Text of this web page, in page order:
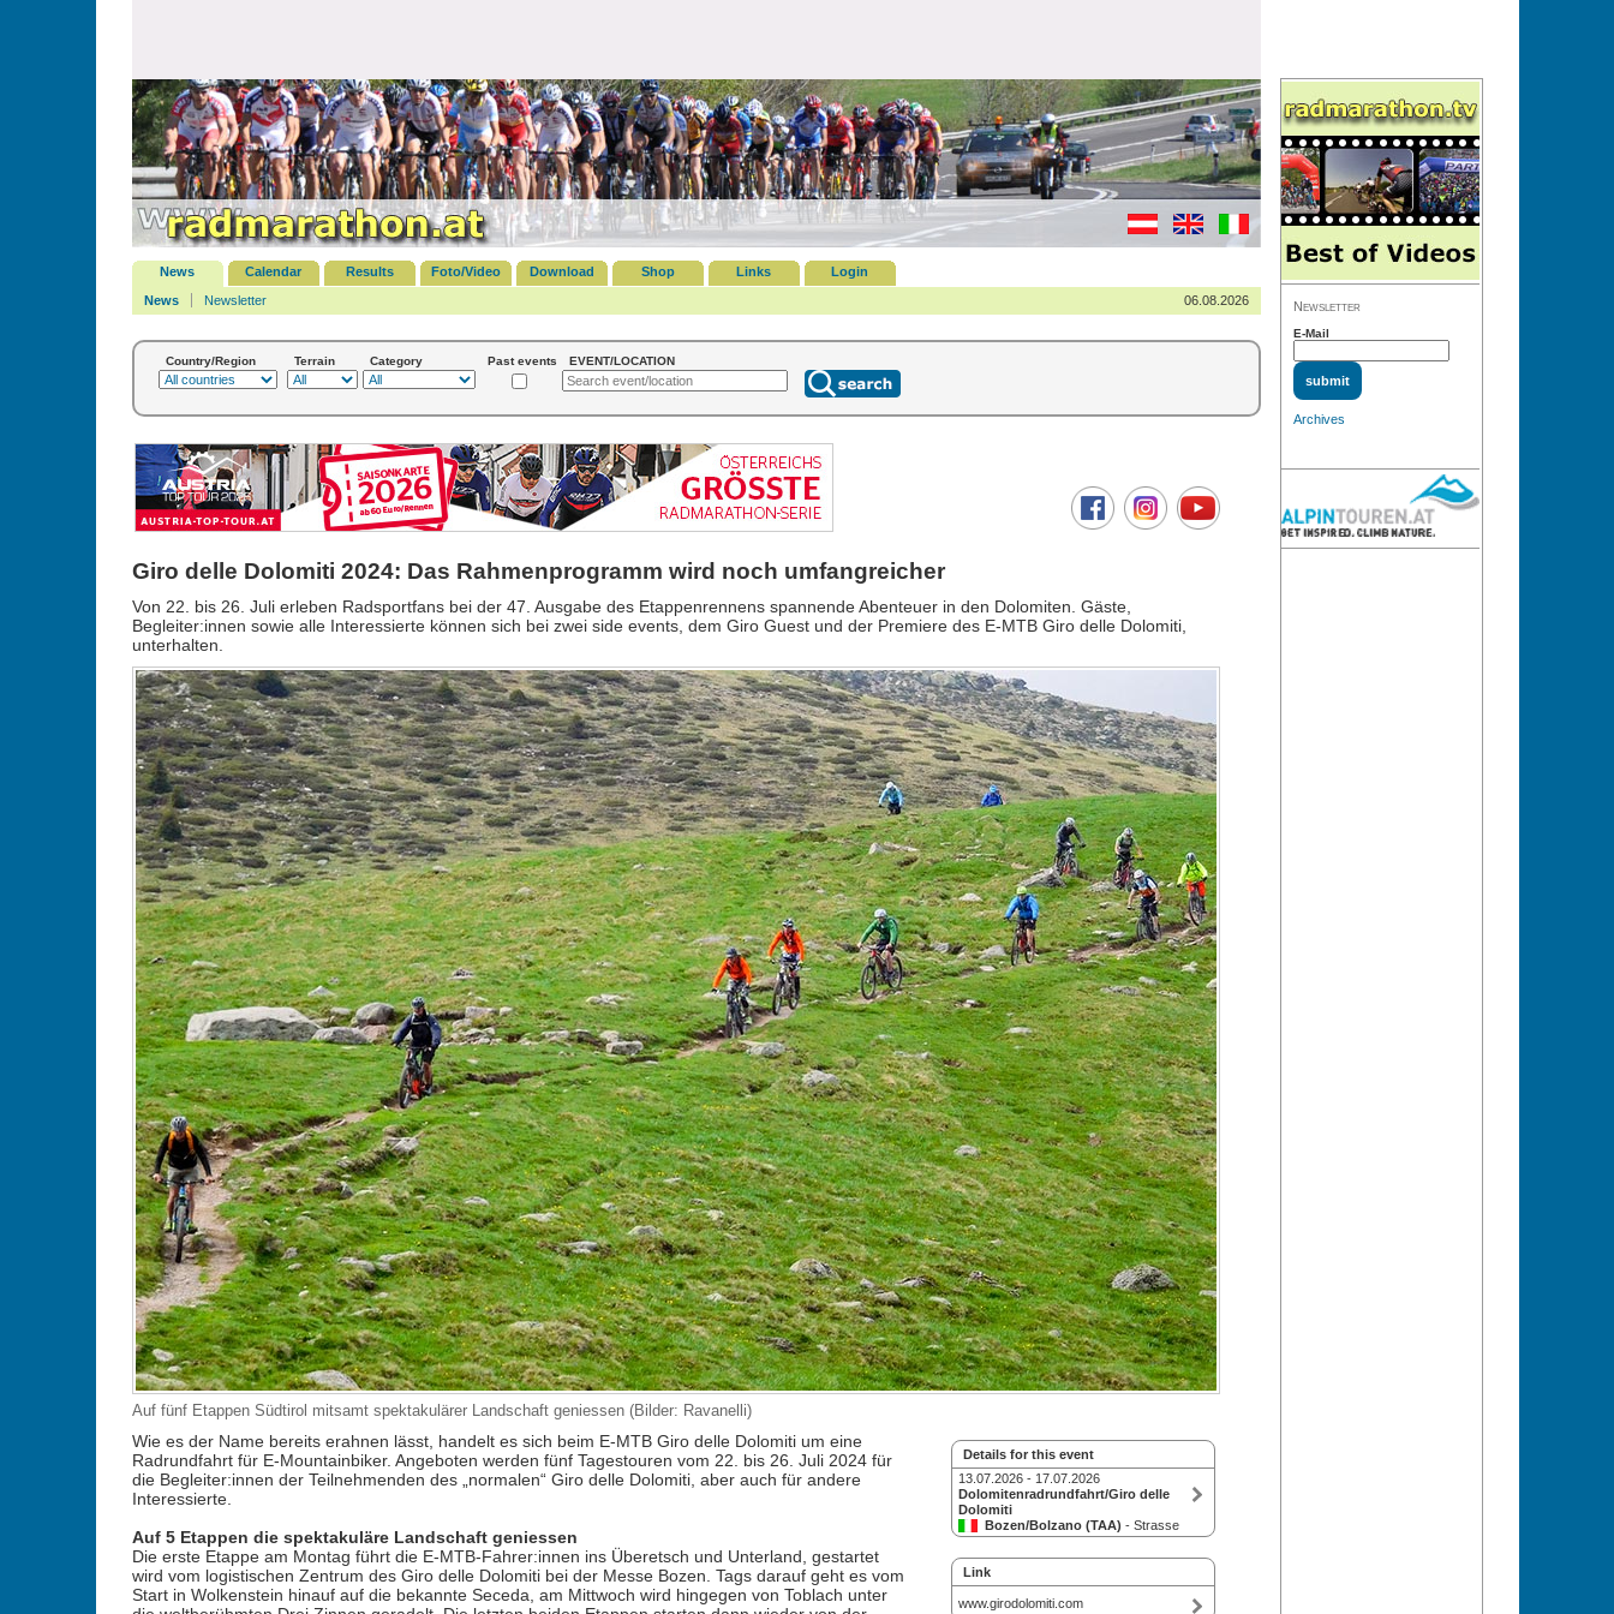
News Calendar Results Foto/Video Download Shop Links
Login
News
Newsletter 06.08.2026
Country/Region Terrain Category Past events EVENT/LOCATION
Giro delle Dolomiti 2024: Das Rahmenprogramm wird noch umfangreicher
Von 22. bis 26. Juli erleben Radsportfans bei der 47. Ausgabe des Etappenrennens spannende Abenteuer in den Dolomiten. Gäste,
Begleiter:innen sowie alle Interessierte können sich bei zwei side events, dem Giro Guest und der Premiere des E-MTB Giro delle Dolomiti,
unterhalten.
Auf fünf Etappen Südtirol mitsamt spektakulärer Landschaft geniessen (Bilder: Ravanelli)
Details for this event
13.07.2026 - 17.07.2026
Dolomitenradrundfahrt/Giro delle
Dolomiti
Bozen/Bolzano (TAA) - Strasse
- SR
Link
www.girodolomiti.com
Wie es der Name bereits erahnen lässt, handelt es sich beim E-MTB Giro delle Dolomiti um eine
Radrundfahrt für E-Mountainbiker. Angeboten werden fünf Tagestouren vom 22. bis 26. Juli 2024 für
die Begleiter:innen der Teilnehmenden des „normalen“ Giro delle Dolomiti, aber auch für andere
Interessierte.
Auf 5 Etappen die spektakuläre Landschaft geniessen
Die erste Etappe am Montag führt die E-MTB-Fahrer:innen ins Überetsch und Unterland, gestartet
wird vom logistischen Zentrum des Giro delle Dolomiti bei der Messe Bozen. Tags darauf geht es vom
Start in Wolkenstein hinauf auf die bekannte Seceda, am Mittwoch wird hingegen von Toblach unter
Newsletter
E-Mail
Archives